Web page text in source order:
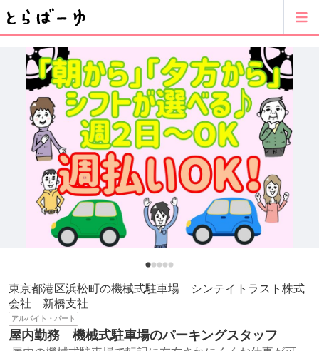
東京都港区浜松町の機械式駐車場 シンテイトラスト株式
会社 新橋支社
アルバイト・パート
屋内勤務 機械式駐車場のパーキングスタッフ